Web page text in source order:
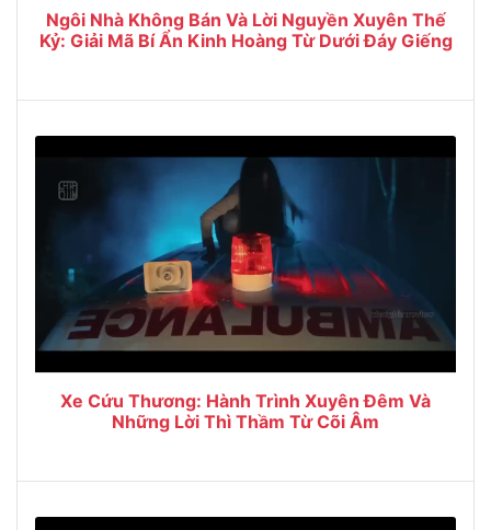
Ngôi Nhà Không Bán Và Lời Nguyền Xuyên Thế
Kỷ: Giải Mã Bí Ẩn Kinh Hoàng Từ Dưới Đáy Giếng
Xe Cứu Thương: Hành Trình Xuyên Đêm Và
Những Lời Thì Thầm Từ Cõi Âm